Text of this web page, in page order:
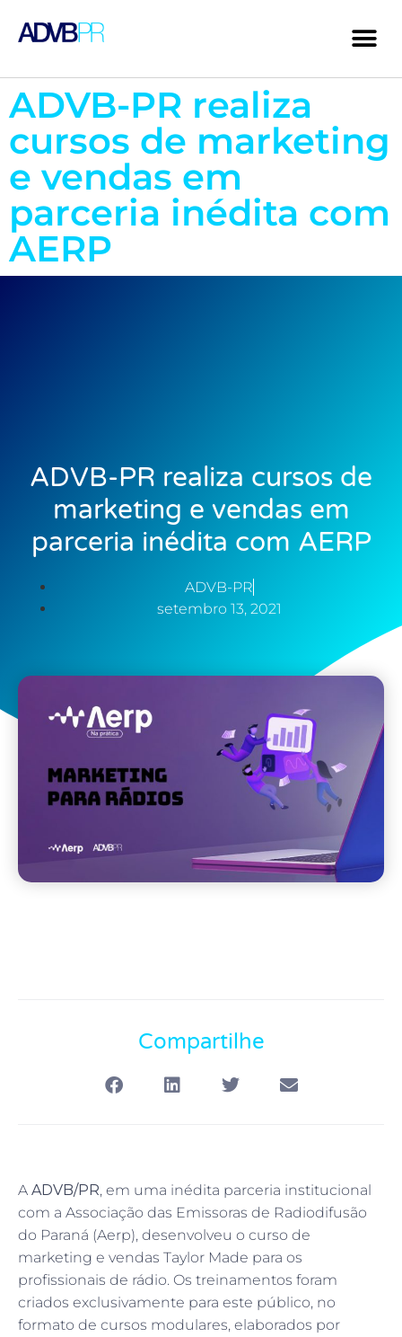
ADVB-PR realiza
cursos de marketing
e vendas em
parceria inédita com
AERP
ADVB-PR realiza cursos de
marketing e vendas em
parceria inédita com AERP
ADVB-PR
setembro 13, 2021
Compartilhe
A ADVB/PR, em uma inédita parceria institucional
com a Associação das Emissoras de Radiodifusão
do Paraná (Aerp), desenvolveu o curso de
marketing e vendas Taylor Made para os
profissionais de rádio. Os treinamentos foram
criados exclusivamente para este público, no
formato de cursos modulares, elaborados por